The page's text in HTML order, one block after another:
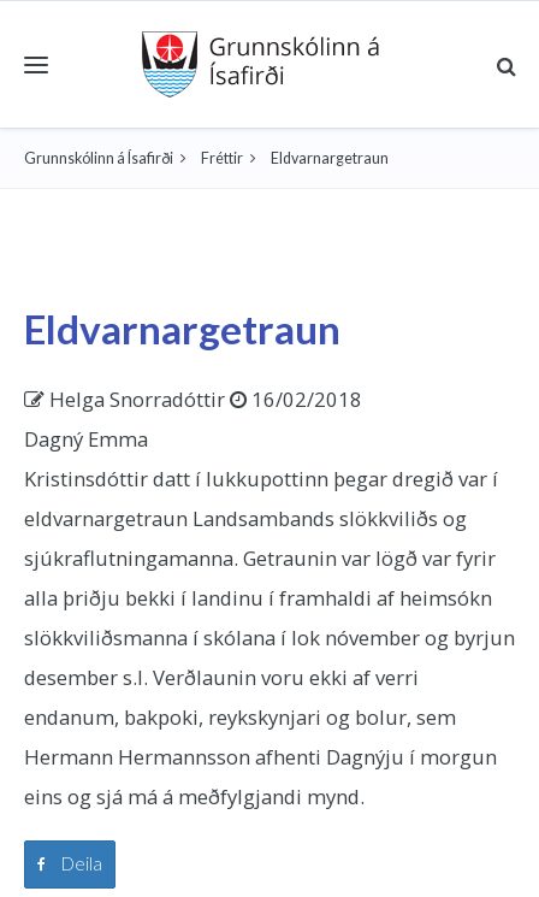
Toggle navigation
Grunnskólinn á Ísafirði Fréttir Eldvarnargetraun
Eldvarnargetraun
Helga Snorradóttir
16/02/2018
Dagný Emma
Kristinsdóttir datt í lukkupottinn þegar dregið var í
eldvarnargetraun Landsambands slökkviliðs og
sjúkraflutningamanna. Getraunin var lögð var fyrir
alla þriðju bekki í landinu í framhaldi af heimsókn
slökkviliðsmanna í skólana í lok nóvember og byrjun
desember s.l. Verðlaunin voru ekki af verri
endanum, bakpoki, reykskynjari og bolur, sem
Hermann Hermannsson afhenti Dagnýju í morgun
eins og sjá má á meðfylgjandi mynd.
Deila